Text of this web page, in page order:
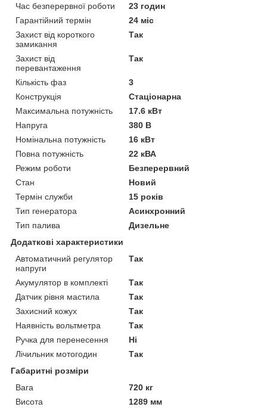
Час безперервної роботи
23 годин
Гарантійний термін
24 міс
Захист від короткого
замикання
Так
Захист від
перевантаження
Так
Кількість фаз
3
Конструкція
Стаціонарна
Максимальна потужність
17.6 кВт
Напруга
380 В
Номінальна потужність
16 кВт
Повна потужність
22 кВА
Режим роботи
Безперервний
Стан
Новий
Термін служби
15 років
Тип генератора
Асинхронний
Тип палива
Дизельне
Додаткові характеристики
Автоматичний регулятор
напруги
Так
Акумулятор в комплекті
Так
Датчик рівня мастила
Так
Захисний кожух
Так
Наявність вольтметра
Так
Ручка для перенесення
Ні
Лічильник мотогодин
Так
Габаритні розміри
Вага
720 кг
Висота
1289 мм